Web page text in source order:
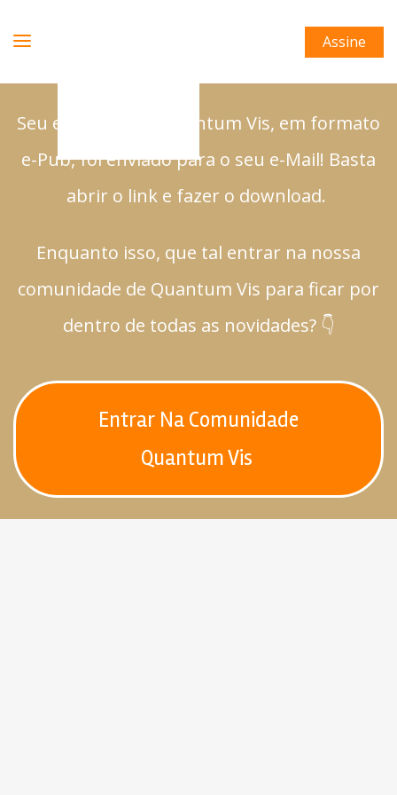
Assine
Seu exemplar de Quantum Vis, em formato
e-Pub, foi enviado para o seu e-Mail! Basta
abrir o link e fazer o download.
Enquanto isso, que tal entrar na nossa
comunidade de Quantum Vis para ficar por
dentro de todas as novidades? 👇
Entrar Na Comunidade
Quantum Vis